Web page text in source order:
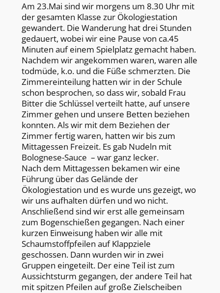
Am 23.Mai sind wir morgens um 8.30 Uhr mit
der gesamten Klasse zur Ökologiestation
gewandert. Die Wanderung hat drei Stunden
gedauert, wobei wir eine Pause von ca.45
Minuten auf einem Spielplatz gemacht haben.
Nachdem wir angekommen waren, waren alle
todmüde, k.o. und die Füße schmerzten. Die
Zimmereinteilung hatten wir in der Schule
schon besprochen, so dass wir, sobald Frau
Bitter die Schlüssel verteilt hatte, auf unsere
Zimmer gehen und unsere Betten beziehen
konnten. Als wir mit dem Beziehen der
Zimmer fertig waren, hatten wir bis zum
Mittagessen Freizeit. Es gab Nudeln mit
Bolognese-Sauce – war ganz lecker.
Nach dem Mittagessen bekamen wir eine
Führung über das Gelände der
Ökologiestation und es wurde uns gezeigt, wo
wir uns aufhalten dürfen und wo nicht.
Anschließend sind wir erst alle gemeinsam
zum Bogenschießen gegangen. Nach einer
kurzen Einweisung haben wir alle mit
Schaumstoffpfeilen auf Klappziele
geschossen. Dann wurden wir in zwei
Gruppen eingeteilt. Der eine Teil ist zum
Aussichtsturm gegangen, der andere Teil hat
mit spitzen Pfeilen auf große Zielscheiben